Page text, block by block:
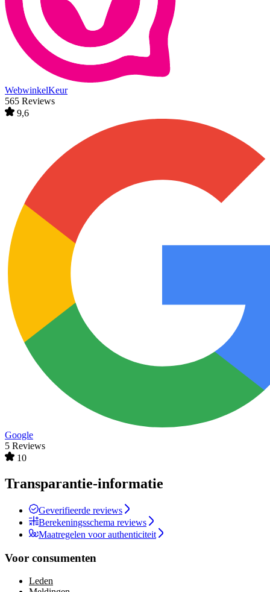
WebwinkelKeur
565 Reviews
9,6
Google
5 Reviews
10
Transparantie-informatie
Geverifieerde reviews
Berekeningsschema reviews
Maatregelen voor authenticiteit
Voor consumenten
Leden